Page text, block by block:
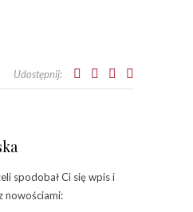
Udostępnij:
spodobał Ci się wpis i
nowościami: